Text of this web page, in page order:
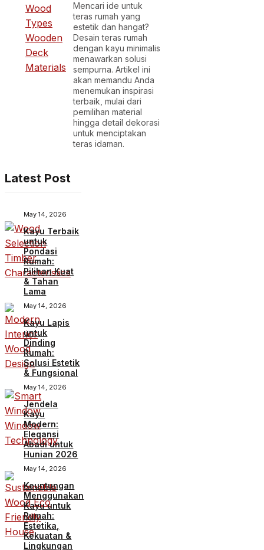
Mencari ide untuk
teras rumah yang
estetik dan hangat?
Desain teras rumah
dengan kayu minimalis
menawarkan solusi
sempurna. Artikel ini
akan memandu Anda
menemukan inspirasi
terbaik, mulai dari
pemilihan material
hingga detail dekorasi
untuk menciptakan
teras idaman.
Latest Post
May 14, 2026
Kayu Terbaik
untuk
Pondasi
Rumah:
Pilihan Kuat
& Tahan
Lama
May 14, 2026
Kayu Lapis
untuk
Dinding
Rumah:
Solusi Estetik
& Fungsional
May 14, 2026
Jendela
Kayu
Modern:
Elegansi
Abadi untuk
Hunian 2026
May 14, 2026
Keuntungan
Menggunakan
Kayu untuk
Rumah:
Estetika,
Kekuatan &
Lingkungan